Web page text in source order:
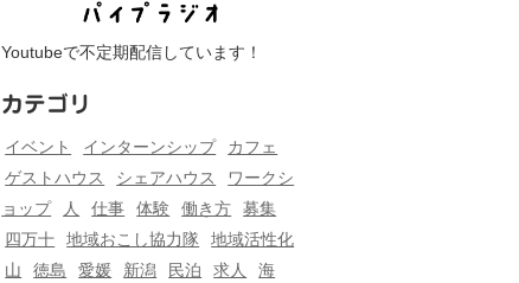
Youtubeで不定期配信しています！
カテゴリ
イベント インターンシップ
カフェ
ゲストハウス
シェアハウス
ワークシ
ョップ
人 仕事 体験 働き方
募集
四万十
地域おこし協力隊
地域活性化
山
徳島 愛媛 新潟 民泊 求人
海